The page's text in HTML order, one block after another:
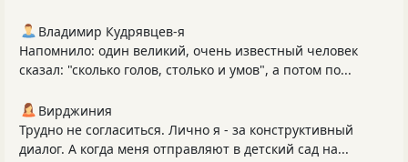
Владимир Кудрявцев-я
Напомнило: один великий, очень известный человек
сказал: "сколько голов, столько и умов", а потом по...
Вирджиния
Трудно не согласиться. Лично я - за конструктивный
диалог. А когда меня отправляют в детский сад на...